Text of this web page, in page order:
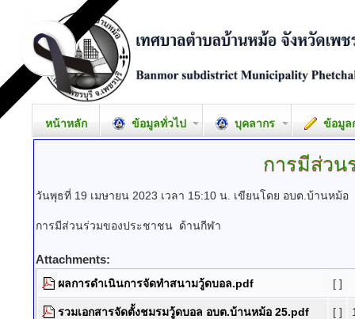
หน้าหลัก ข้อมูลทั่วไป บุคลากร ข้อมูล
การมีส่วน
วันพุธที่ 19 เมษายน 2023 เวลา 15:10 น. เขียนโดย อบต.บ้านหม้อ
การมีส่วนร่วมของประชาชน ด้านกีฬา
Attachments:
ผลการดำเนินการจัดทำสนามวู้ดบอล.pdf [ ]
รวมเอกสารจัดตั้งชมรมวู้ดบอล อบต.บ้านหม้อ 25.pdf [ ]